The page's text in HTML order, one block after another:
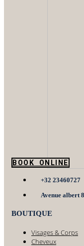
BOOK ONLINE
+32 23460727
Avenue albert
BOUTIQUE
Visages & Corps
Cheveux